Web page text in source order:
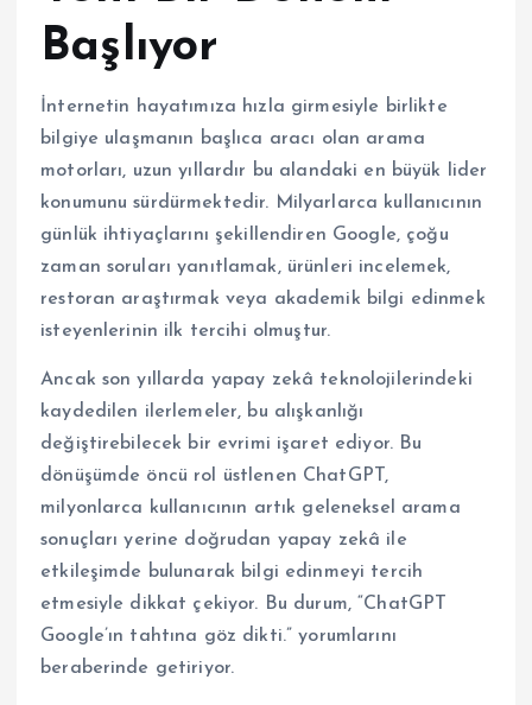
Başlıyor
İnternetin hayatımıza hızla girmesiyle birlikte
bilgiye ulaşmanın başlıca aracı olan arama
motorları, uzun yıllardır bu alandaki en büyük lider
konumunu sürdürmektedir. Milyarlarca kullanıcının
günlük ihtiyaçlarını şekillendiren Google, çoğu
zaman soruları yanıtlamak, ürünleri incelemek,
restoran araştırmak veya akademik bilgi edinmek
isteyenlerinin ilk tercihi olmuştur.
Ancak son yıllarda yapay zekâ teknolojilerindeki
kaydedilen ilerlemeler, bu alışkanlığı
değiştirebilecek bir evrimi işaret ediyor. Bu
dönüşümde öncü rol üstlenen ChatGPT,
milyonlarca kullanıcının artık geleneksel arama
sonuçları yerine doğrudan yapay zekâ ile
etkileşimde bulunarak bilgi edinmeyi tercih
etmesiyle dikkat çekiyor. Bu durum, “ChatGPT
Google’ın tahtına göz dikti.” yorumlarını
beraberinde getiriyor.